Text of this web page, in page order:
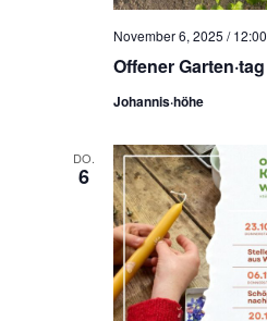
Offener Garten·tag
November 6, 2025 / 12:00
Johannis·höhe
DO.
6